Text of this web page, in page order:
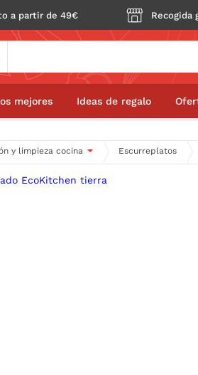
a partir de 49€ Recogida
mejores Ideas de regalo
y limpieza cocina Escurreplatos
utensilios reciclado EcoKitchen